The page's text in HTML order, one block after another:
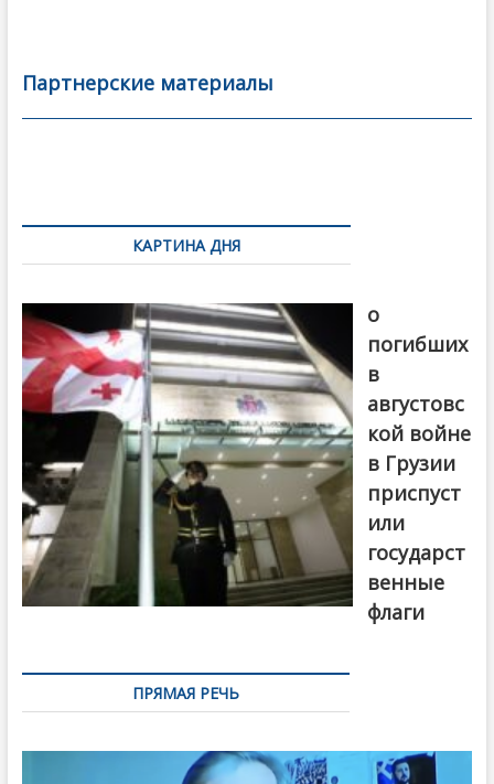
b
o
er l
а
в
Партнерские материалы
по
записямКАРТИНА ДНЯ
о
погибших
в
августовс
кой войне
в Грузии
приспуст
или
государст
венные
флаги
ПРЯМАЯ РЕЧЬ